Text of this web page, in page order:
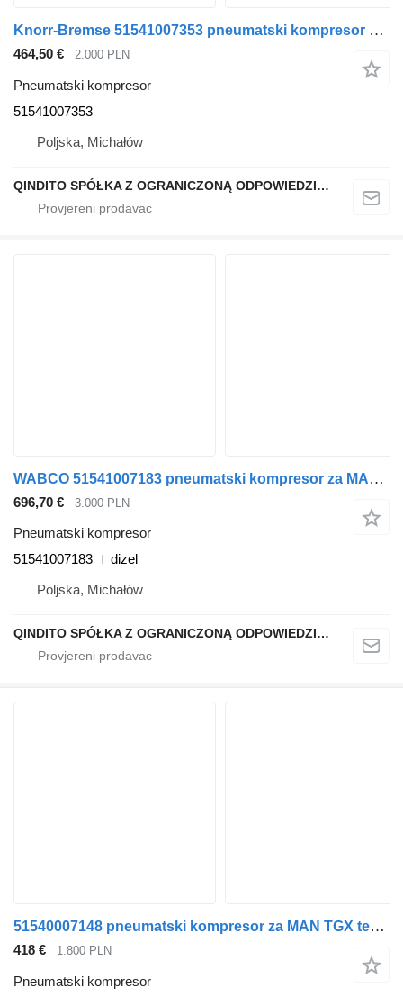
Knorr-Bremse 51541007353 pneumatski kompresor za MAN TGS TGX tegljača
464,50 € 2.000 PLN
Pneumatski kompresor
51541007353
Poljska, Michałów
QINDITO SPÓŁKA Z OGRANICZONĄ ODPOWIEDZIALNOŚCIĄ
WABCO 51541007183 pneumatski kompresor za MAN tegljača
696,70 € 3.000 PLN
Pneumatski kompresor
51541007183
dizel
Poljska, Michałów
QINDITO SPÓŁKA Z OGRANICZONĄ ODPOWIEDZIALNOŚCIĄ
51540007148 pneumatski kompresor za MAN TGX tegljača
418 € 1.800 PLN
Pneumatski kompresor